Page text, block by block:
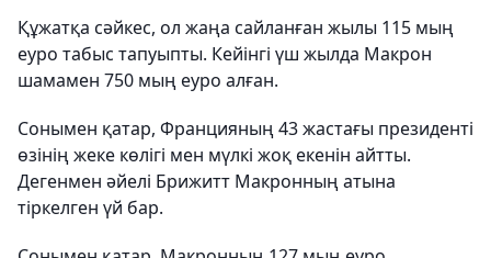
Құжатқа сәйкес, ол жаңа сайланған жылы 115 мың
еуро табыс тапуыпты. Кейінгі үш жылда Макрон
шамамен 750 мың еуро алған.
Сонымен қатар, Францияның 43 жастағы президенті
өзінің жеке көлігі мен мүлкі жоқ екенін айтты.
Дегенмен әйелі Брижитт Макронның атына
тіркелген үй бар.